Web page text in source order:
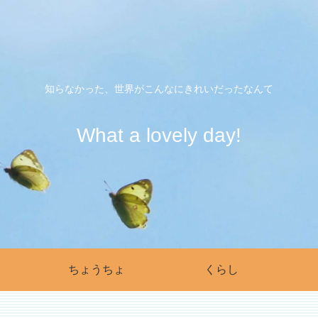
知らなかった、世界がこんなにきれいだったなんて
What a lovely day!
ちょうちょ くらし